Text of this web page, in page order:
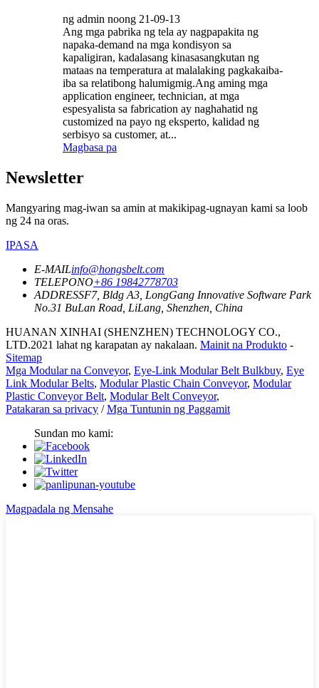
ng admin noong 21-09-13
Ang mga pabrika ng tela ay nagpapakita ng
napaka-demand na mga kondisyon sa
kapaligiran, kadalasang kinasasangkutan ng
mataas na temperatura at malalaking pagkakaiba-
iba sa relatibong halumigmig.Ang aming mga
application engineer, technician, at mga
espesyalista sa fabrication ay naghahatid ng
customized na payo ng eksperto, kalidad ng
serbisyo sa customer, at...
Magbasa pa
Newsletter
Mangyaring mag-iwan sa amin at makikipag-ugnayan kami sa loob
ng 24 na oras.
IPASA
E-MAILinfo@hongsbelt.com
TELEPONO+86 19842778703
ADDRESSF7, Bldg A3, LongGang Innovative Software Park
No.31 BuLan Road, LiLang, Shenzhen, China
HUANAN XINHAI (SHENZHEN) TECHNOLOGY CO.,
LTD.2021 lahat ng karapatan ay nakalaan. Mainit na Produkto -
Sitemap
Mga Modular na Conveyor, Eye-Link Modular Belt Bulkbuy, Eye
Link Modular Belts, Modular Plastic Chain Conveyor, Modular
Plastic Conveyor Belt, Modular Belt Conveyor,
Patakaran sa privacy /Mga Tuntunin ng Paggamit
Sundan mo kami:
Magpadala ng Mensahe